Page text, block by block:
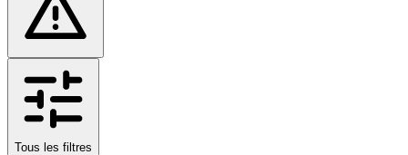
Tous les filtres